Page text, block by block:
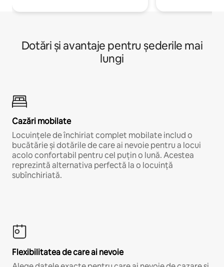
Dotări și avantaje pentru șederile mai
lungi
Cazări mobilate
Locuințele de închiriat complet mobilate includ o
bucătărie și dotările de care ai nevoie pentru a locui
acolo confortabil pentru cel puțin o lună. Acestea
reprezintă alternativa perfectă la o locuință
subînchiriată.
Flexibilitatea de care ai nevoie